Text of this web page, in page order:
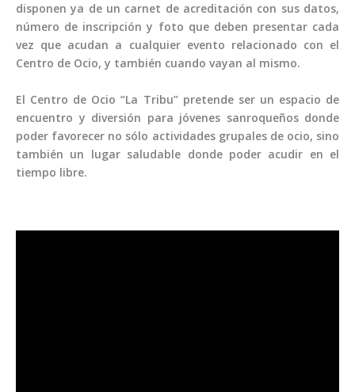
disponen ya de un carnet de acreditación con sus datos,
número de inscripción y foto que deben presentar cada
vez que acudan a cualquier evento relacionado con el
Centro de Ocio, y también cuando vayan al mismo.
El Centro de Ocio “La Tribu” pretende ser un espacio de
encuentro y diversión para jóvenes sanroqueños donde
poder favorecer no sólo actividades grupales de ocio, sino
también un lugar saludable donde poder acudir en el
tiempo libre.